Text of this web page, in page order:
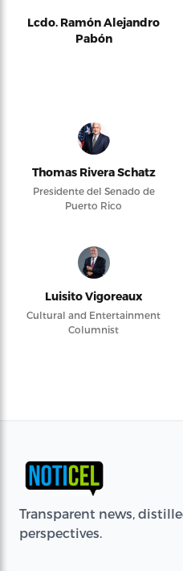
Lcdo. Ramón Alejandro
Pabón
Thomas Rivera Schatz
Presidente del Senado de
Puerto Rico
Luisito Vigoreaux
Cultural and Entertainment
Columnist
Transparent news,
perspectives.